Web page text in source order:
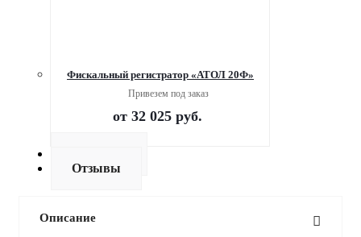
Фискальный регистратор «АТОЛ 20Ф»
Привезем под заказ
от 32 025 руб.
Отзывы
Описание